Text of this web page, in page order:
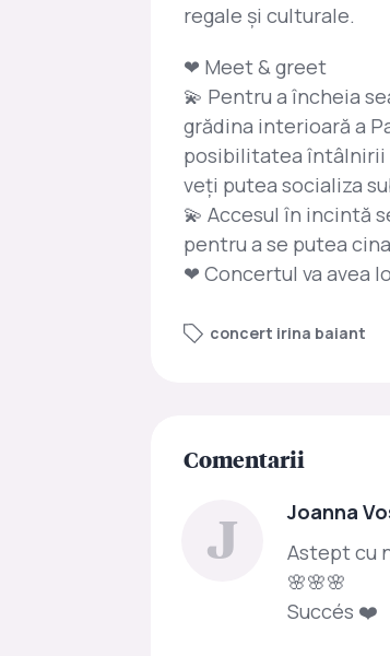
regale şi culturale.
❤ Meet & greet
💫 Pentru a încheia
grădina interioară a
posibilitatea întâlnirii
veți putea socializa
💫 Accesul în incintă
pentru a se putea
❤ Concertul va avea
concert irina baiant
Comentarii
J Joanna
Astept cu
🌸🌸🌸
Succés ❤️